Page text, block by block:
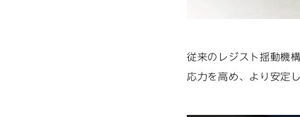
従来のレジスト揺動機
応力を高め、より安定